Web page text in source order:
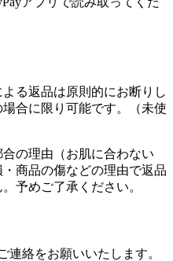
る返品は原則的にお断りし
合に限り可能です。（未使
の理由（お肌に合わない
商品の傷などの理由で返品
予めご了承ください。
連絡をお願いいたします。